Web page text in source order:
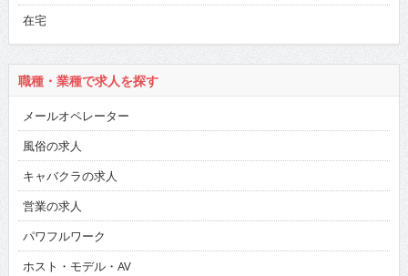
在宅
職種・業種で求人を探す
メールオペレーター
風俗の求人
キャバクラの求人
営業の求人
パワフルワーク
ホスト・モデル・AV